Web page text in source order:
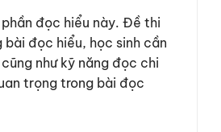
đọc hiểu này. Đề thi
đọc hiểu, học sinh cần
như kỹ năng đọc chi
trọng trong bài đọc